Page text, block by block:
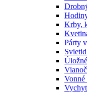
Krby,
Párty